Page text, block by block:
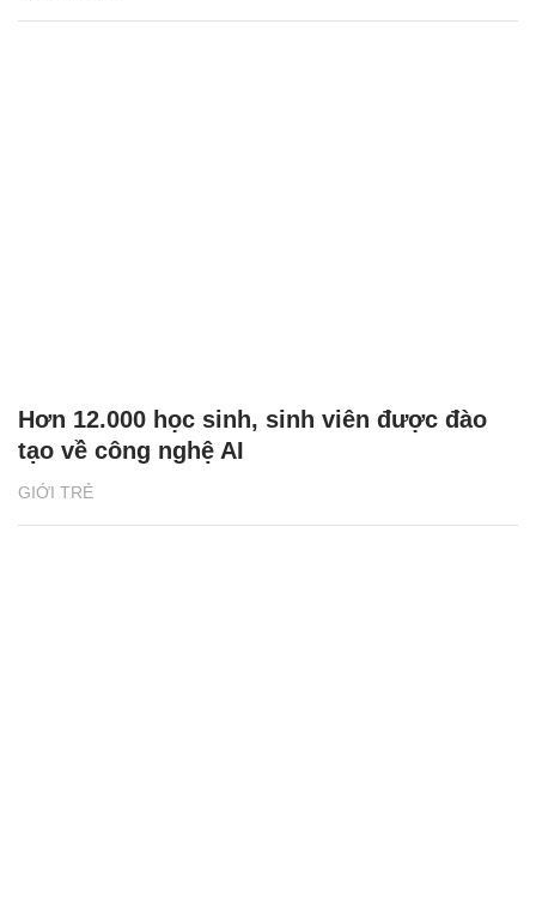
GIỚI TRẺ
Hơn 12.000 học sinh, sinh viên được đào
tạo về công nghệ AI